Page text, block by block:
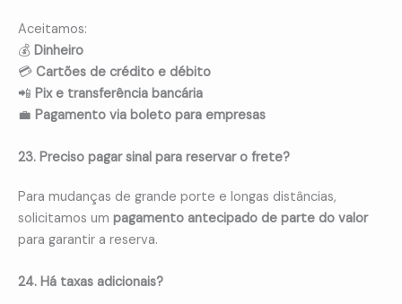
Aceitamos:
💰 Dinheiro
💳 Cartões de crédito e débito
📲 Pix e transferência bancária
💼 Pagamento via boleto para empresas
23. Preciso pagar sinal para reservar o frete?
Para mudanças de grande porte e longas distâncias,
solicitamos um pagamento antecipado de parte do valor
para garantir a reserva.
24. Há taxas adicionais?